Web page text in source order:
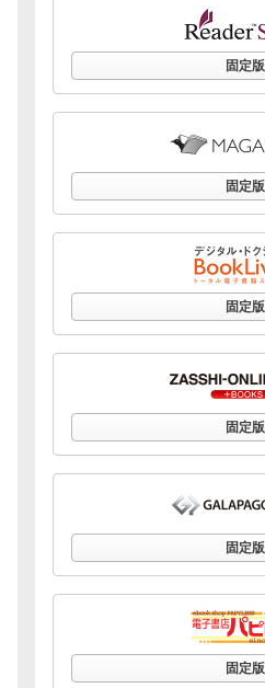
固定版
固定版
固定版
固定版
固定版
固定版